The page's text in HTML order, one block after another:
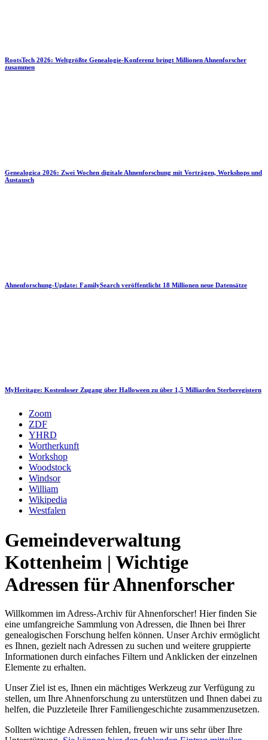
RootsTech 2026: Weltgrößte Genealogie-Konferenz bringt Millionen Ahnenforscher
zusammen
Genealogica 2026: Zwei Wochen digitale Ahnenforschung mit Vorträgen, Workshops und
Austausch
Ahnenforschung-Update: FamilySearch veröffentlicht 18 Millionen neue Datensätze
MyHeritage: Kostenloser Zugang über Halloween zu über 1,5 Milliarden Sterberegistern
Zoom
ZDF
YHRD
Wortherkunft
Workshop
Woodstock
Windsor
William
Wikipedia
Westfalen
Gemeindeverwaltung
Kottenheim | Wichtige
Adressen für Ahnenforscher
Willkommen im Adress-Archiv für Ahnenforscher! Hier finden Sie
eine umfangreiche Sammlung von Adressen, die Ihnen bei Ihrer
genealogischen Forschung helfen können. Unser Archiv ermöglicht
es Ihnen, gezielt nach Adressen zu suchen und weitere gruppierte
Informationen durch einfaches Filtern und Anklicken der einzelnen
Elemente zu erhalten.
Unser Ziel ist es, Ihnen ein mächtiges Werkzeug zur Verfügung zu
stellen, um Ihre Ahnenforschung zu unterstützen und Ihnen dabei zu
helfen, die Puzzleteile Ihrer Familiengeschichte zusammenzusetzen.
Sollten wichtige Adressen fehlen, freuen wir uns sehr über Ihre